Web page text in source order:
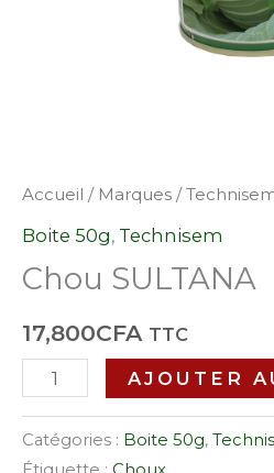
Accueil / Marques /
Boite 50g, Technisem
Chou SULTANA
17,800CFA TTC
AJOUTER
Catégories : Boite 50g,